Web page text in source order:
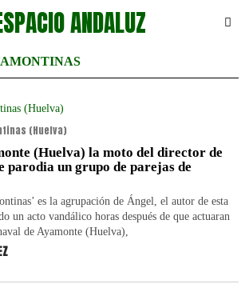
ANDALUZ
(Huelva)
(Huelva) la moto del director de
parodia un grupo de parejas de
es la agrupación de Ángel, el autor de esta
un acto vandálico horas después de que actuaran
de Ayamonte (Huelva),